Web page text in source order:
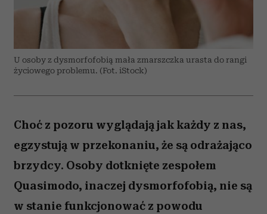
U osoby z dysmorfofobią mała zmarszczka urasta do rangi
życiowego problemu. (Fot. iStock)
Choć z pozoru wyglądają jak każdy z nas,
egzystują w przekonaniu, że są odrażająco
brzydcy. Osoby dotknięte zespołem
Quasimodo, inaczej dysmorfofobią, nie są
w stanie funkcjonować z powodu